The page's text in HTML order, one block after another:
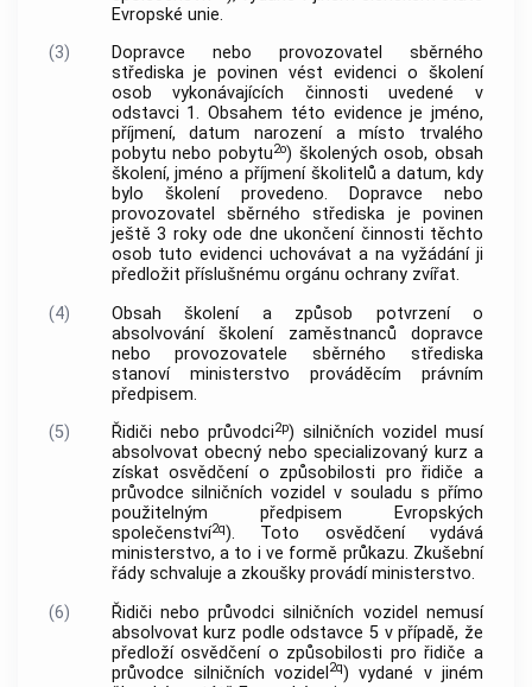
Evropské unie.
(3)
Dopravce nebo provozovatel sběrného
střediska je povinen vést evidenci o školení
osob vykonávajících činnosti uvedené v
odstavci 1. Obsahem této evidence je jméno,
příjmení, datum narození a místo trvalého
pobytu nebo pobytu2o) školených osob, obsah
školení, jméno a příjmení školitelů a datum, kdy
bylo školení provedeno. Dopravce nebo
provozovatel sběrného střediska je povinen
ještě 3 roky ode dne ukončení činnosti těchto
osob tuto evidenci uchovávat a na vyžádání ji
předložit příslušnému orgánu ochrany zvířat.
(4)
Obsah školení a způsob potvrzení o
absolvování školení zaměstnanců dopravce
nebo provozovatele sběrného střediska
stanoví ministerstvo prováděcím právním
předpisem.
(5)
Řidiči nebo průvodci2p) silničních vozidel musí
absolvovat obecný nebo specializovaný kurz a
získat osvědčení o způsobilosti pro řidiče a
průvodce silničních vozidel v souladu s přímo
použitelným předpisem Evropských
společenství2q). Toto osvědčení vydává
ministerstvo, a to i ve formě průkazu. Zkušební
řády schvaluje a zkoušky provádí ministerstvo.
(6)
Řidiči nebo průvodci silničních vozidel nemusí
absolvovat kurz podle odstavce 5 v případě, že
předloží osvědčení o způsobilosti pro řidiče a
průvodce silničních vozidel 2q) vydané v jiném